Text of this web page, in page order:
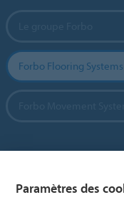
Forbo Flooring Systems
Paramètres des